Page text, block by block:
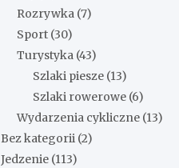
Rozrywka (7)
Sport (30)
Turystyka (43)
Szlaki piesze (13)
Szlaki rowerowe (6)
Wydarzenia cykliczne (13)
Bez kategorii (2)
Jedzenie (113)